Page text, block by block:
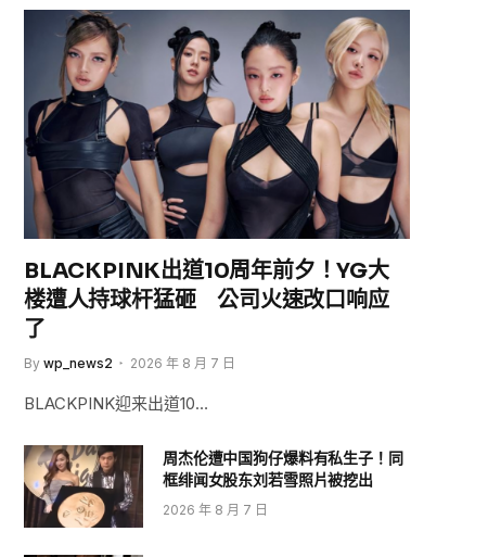
BLACKPINK出道10周年前夕！YG大
楼遭人持球杆猛砸 公司火速改口响应
了
By wp_news2 2026 年 8 月 7 日
BLACKPINK迎来出道10…
周杰伦遭中国狗仔爆料有私生子！同
框绯闻女股东刘若雪照片被挖出
2026 年 8 月 7 日